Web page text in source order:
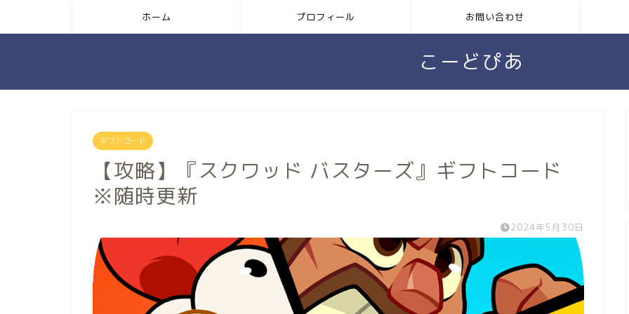
ホーム プロフィール お問い合わせ
こーどぴあ
ギフトコード
【攻略】『スクワッド バスターズ』ギフトコード
※随時更新
2024年5月30日